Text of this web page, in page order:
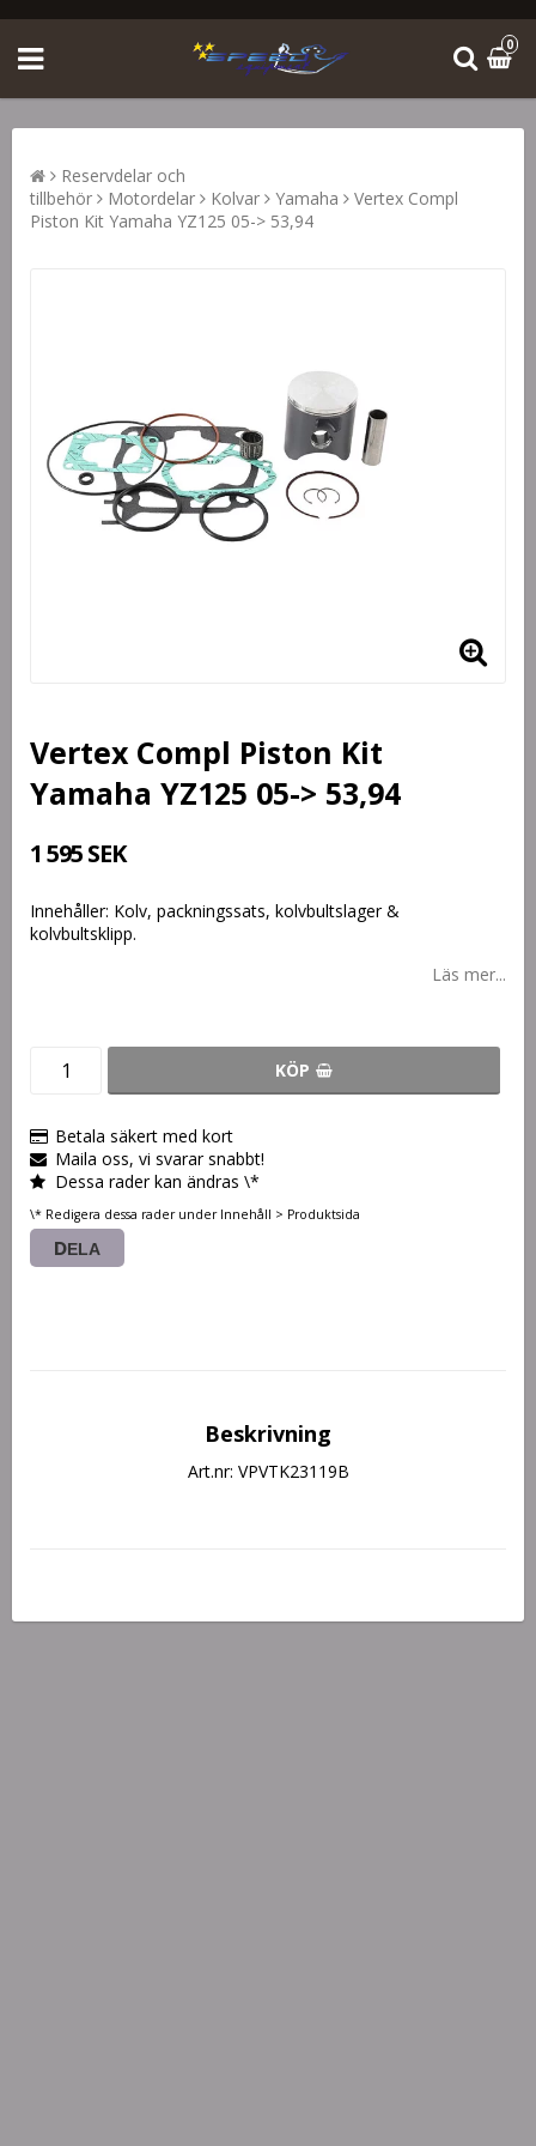
0
Reservdelar och
tillbehör
Motordelar Kolvar Yamaha
Vertex Compl
Piston Kit Yamaha YZ125 05-> 53,94
Vertex Compl Piston Kit
Yamaha YZ125 05-> 53,94
1 595 SEK
Innehåller: Kolv, packningssats, kolvbultslager &
kolvbultsklipp.
Läs mer...
KÖP
Betala säkert med kort
Maila oss, vi svarar snabbt!
Dessa rader kan ändras \*
\* Redigera dessa rader under Innehåll > Produktsida
DELA
Beskrivning
Art.nr: VPVTK23119B